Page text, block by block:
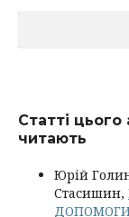
Статті цього
читають
Юрій
Стасишин,